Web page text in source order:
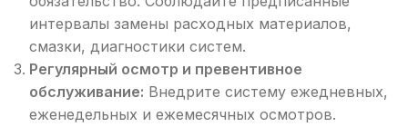
интервалы замены расходных материалов,
смазки, диагностики систем.
Регулярный осмотр и превентивное
обслуживание: Внедрите систему ежедневных,
еженедельных и ежемесячных осмотров.